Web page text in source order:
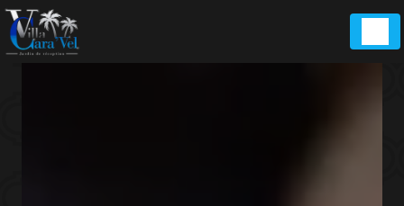
Panneau de gestion des cookies